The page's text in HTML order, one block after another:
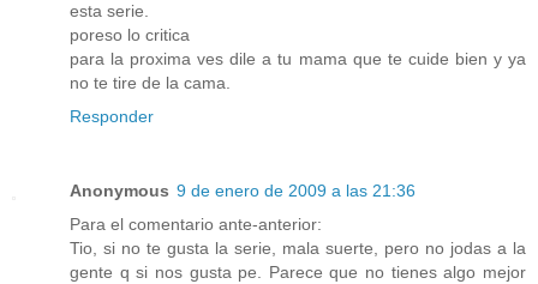
esta serie.
poreso lo critica
para la proxima ves dile a tu mama que te cuide bien y ya
no te tire de la cama.
Responder
Anonymous 9 de enero de 2009 a las 21:36
Para el comentario ante-anterior:
Tio, si no te gusta la serie, mala suerte, pero no jodas a la
gente q si nos gusta pe. Parece que no tienes algo mejor